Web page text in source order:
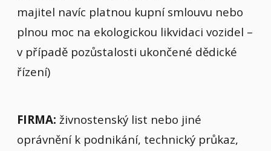
majitel navíc platnou kupní smlouvu nebo
plnou moc na ekologickou likvidaci vozidel –
v případě pozůstalosti ukončené dědické
řízení)
FIRMA: živnostenský list nebo jiné
oprávnění k podnikání, technický průkaz,